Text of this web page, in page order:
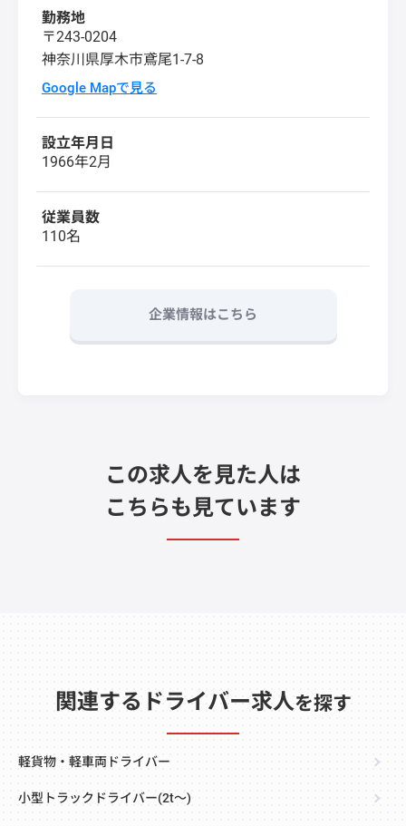
勤務地
〒243-0204
神奈川県厚木市鳶尾1-7-8
Google Mapで見る
設立年月日
1966年2月
従業員数
110名
企業情報はこちら
この求人を見た人は
こちらも見ています
関連するドライバー求人を探す
軽貨物・軽車両ドライバー
小型トラックドライバー(2t～)